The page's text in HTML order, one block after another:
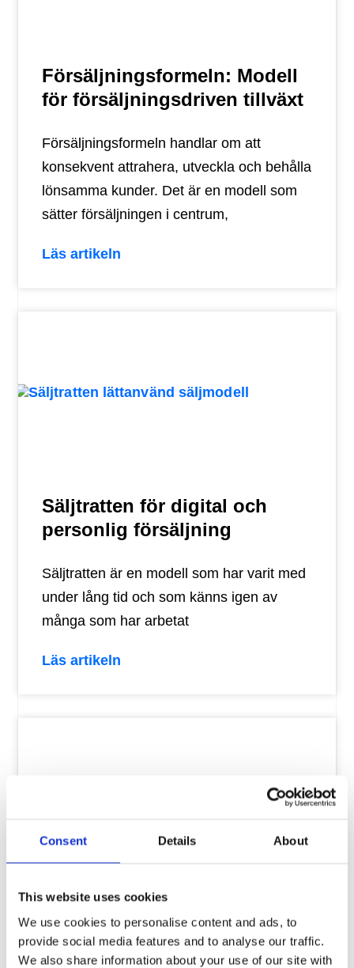
Consent Details About
This website uses cookies
We use cookies to personalise content and ads, to
provide social media features and to analyse our traffic.
We also share information about your use of our site with
Försäljningsformeln: Modell
för försäljningsdriven tillväxt
Försäljningsformeln handlar om att
konsekvent attrahera, utveckla och behålla
lönsamma kunder. Det är en modell som
sätter försäljningen i centrum,
Läs artikeln
Säljtratten för digital och
personlig försäljning
Säljtratten är en modell som har varit med
under lång tid och som känns igen av
många som har arbetat
Läs artikeln
Värdebaserad försäljning:
Råd för att lyckas bättre